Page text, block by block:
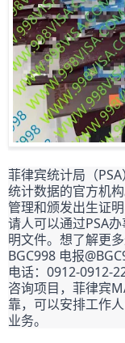
菲律宾统计局（
统计数据的官方机
管理和颁发出生证
请人可以通过PSA
明文件。想了解更
BGC998 电报
电话：0912-0912-
咨询项目，菲律宾
靠，可以安排工作
业务。